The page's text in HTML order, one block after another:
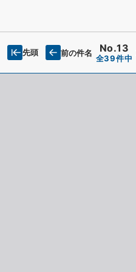
先頭 前の件名 No.13
全39件中